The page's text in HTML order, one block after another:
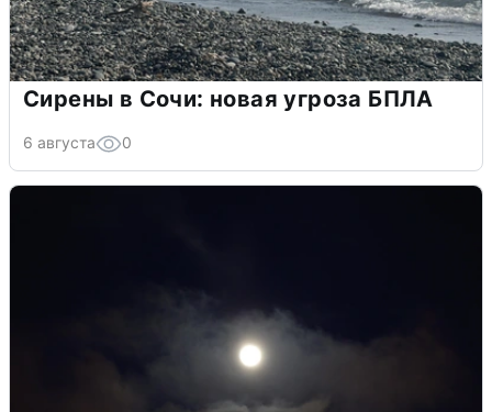
Сирены в Сочи: новая угроза БПЛА
6 августа 0